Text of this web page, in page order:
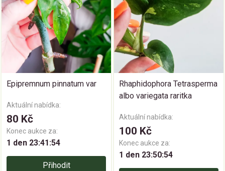
Epipremnum pinnatum var
Aktuální nabídka:
80 Kč
Konec aukce za:
1 den 23:41:53
Přihodit
Rhaphidophora Tetrasperma
albo variegata raritka
Aktuální nabídka:
100 Kč
Konec aukce za:
1 den 23:50:53